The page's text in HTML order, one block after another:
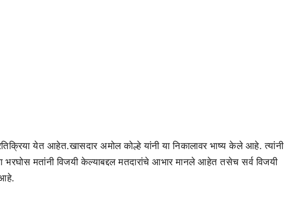
येत आहेत.खासदार अमोल कोल्हे यांनी या निकालावर भाष्य केले आहे. त्यांनी
भरघोस मतांनी विजयी केल्याबद्दल मतदारांचे आभार मानले आहेत तसेच सर्व विजयी